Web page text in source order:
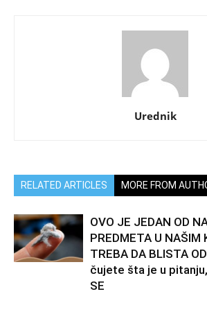
Urednik
RELATED ARTICLES MORE FROM
OVO JE JEDAN OD
PREDMETA U NAŠIM
TREBA DA BLISTA
čujete šta je u
SE